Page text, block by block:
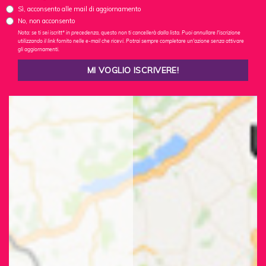
Sì, acconsento alle mail di aggiornamento
No, non acconsento
Nota: se ti sei iscritt* in precedenza, questo non ti cancellerà dalla lista. Puoi annullare l'iscrizione
utilizzando il link fornito nelle e-mail che ricevi. Potrai sempre completare un'azione senza attivare
gli aggiornamenti.